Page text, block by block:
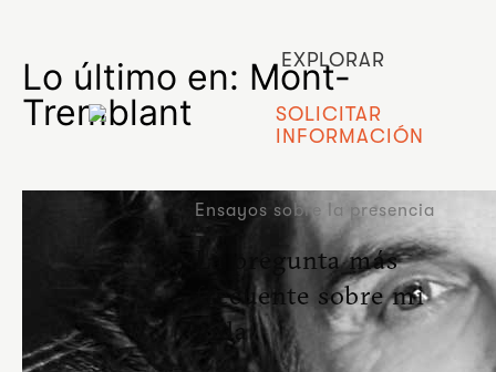
EXPLORAR
SOLICITAR
INFORMACIÓN
Lo último en: Mont-
Tremblant
Ensayos sobre la presencia
La pregunta más
frecuente sobre mi
vida